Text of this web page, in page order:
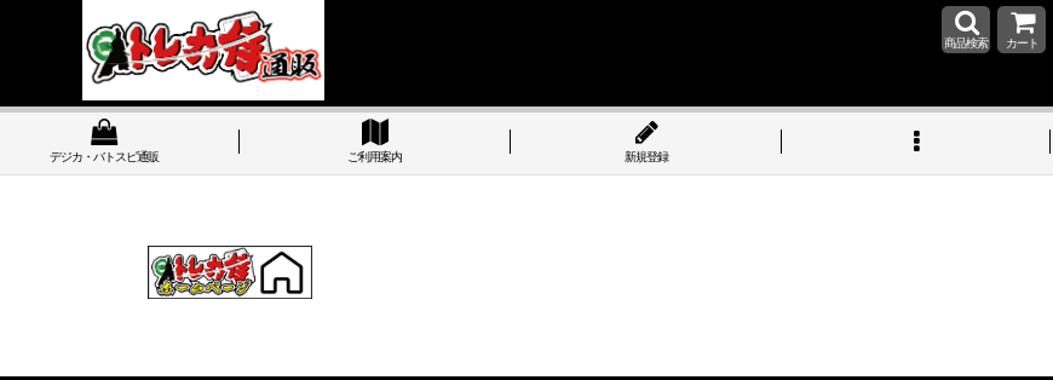
商品検索 カート
デジカ・バトスピ通販 ご利用案内 新規登録